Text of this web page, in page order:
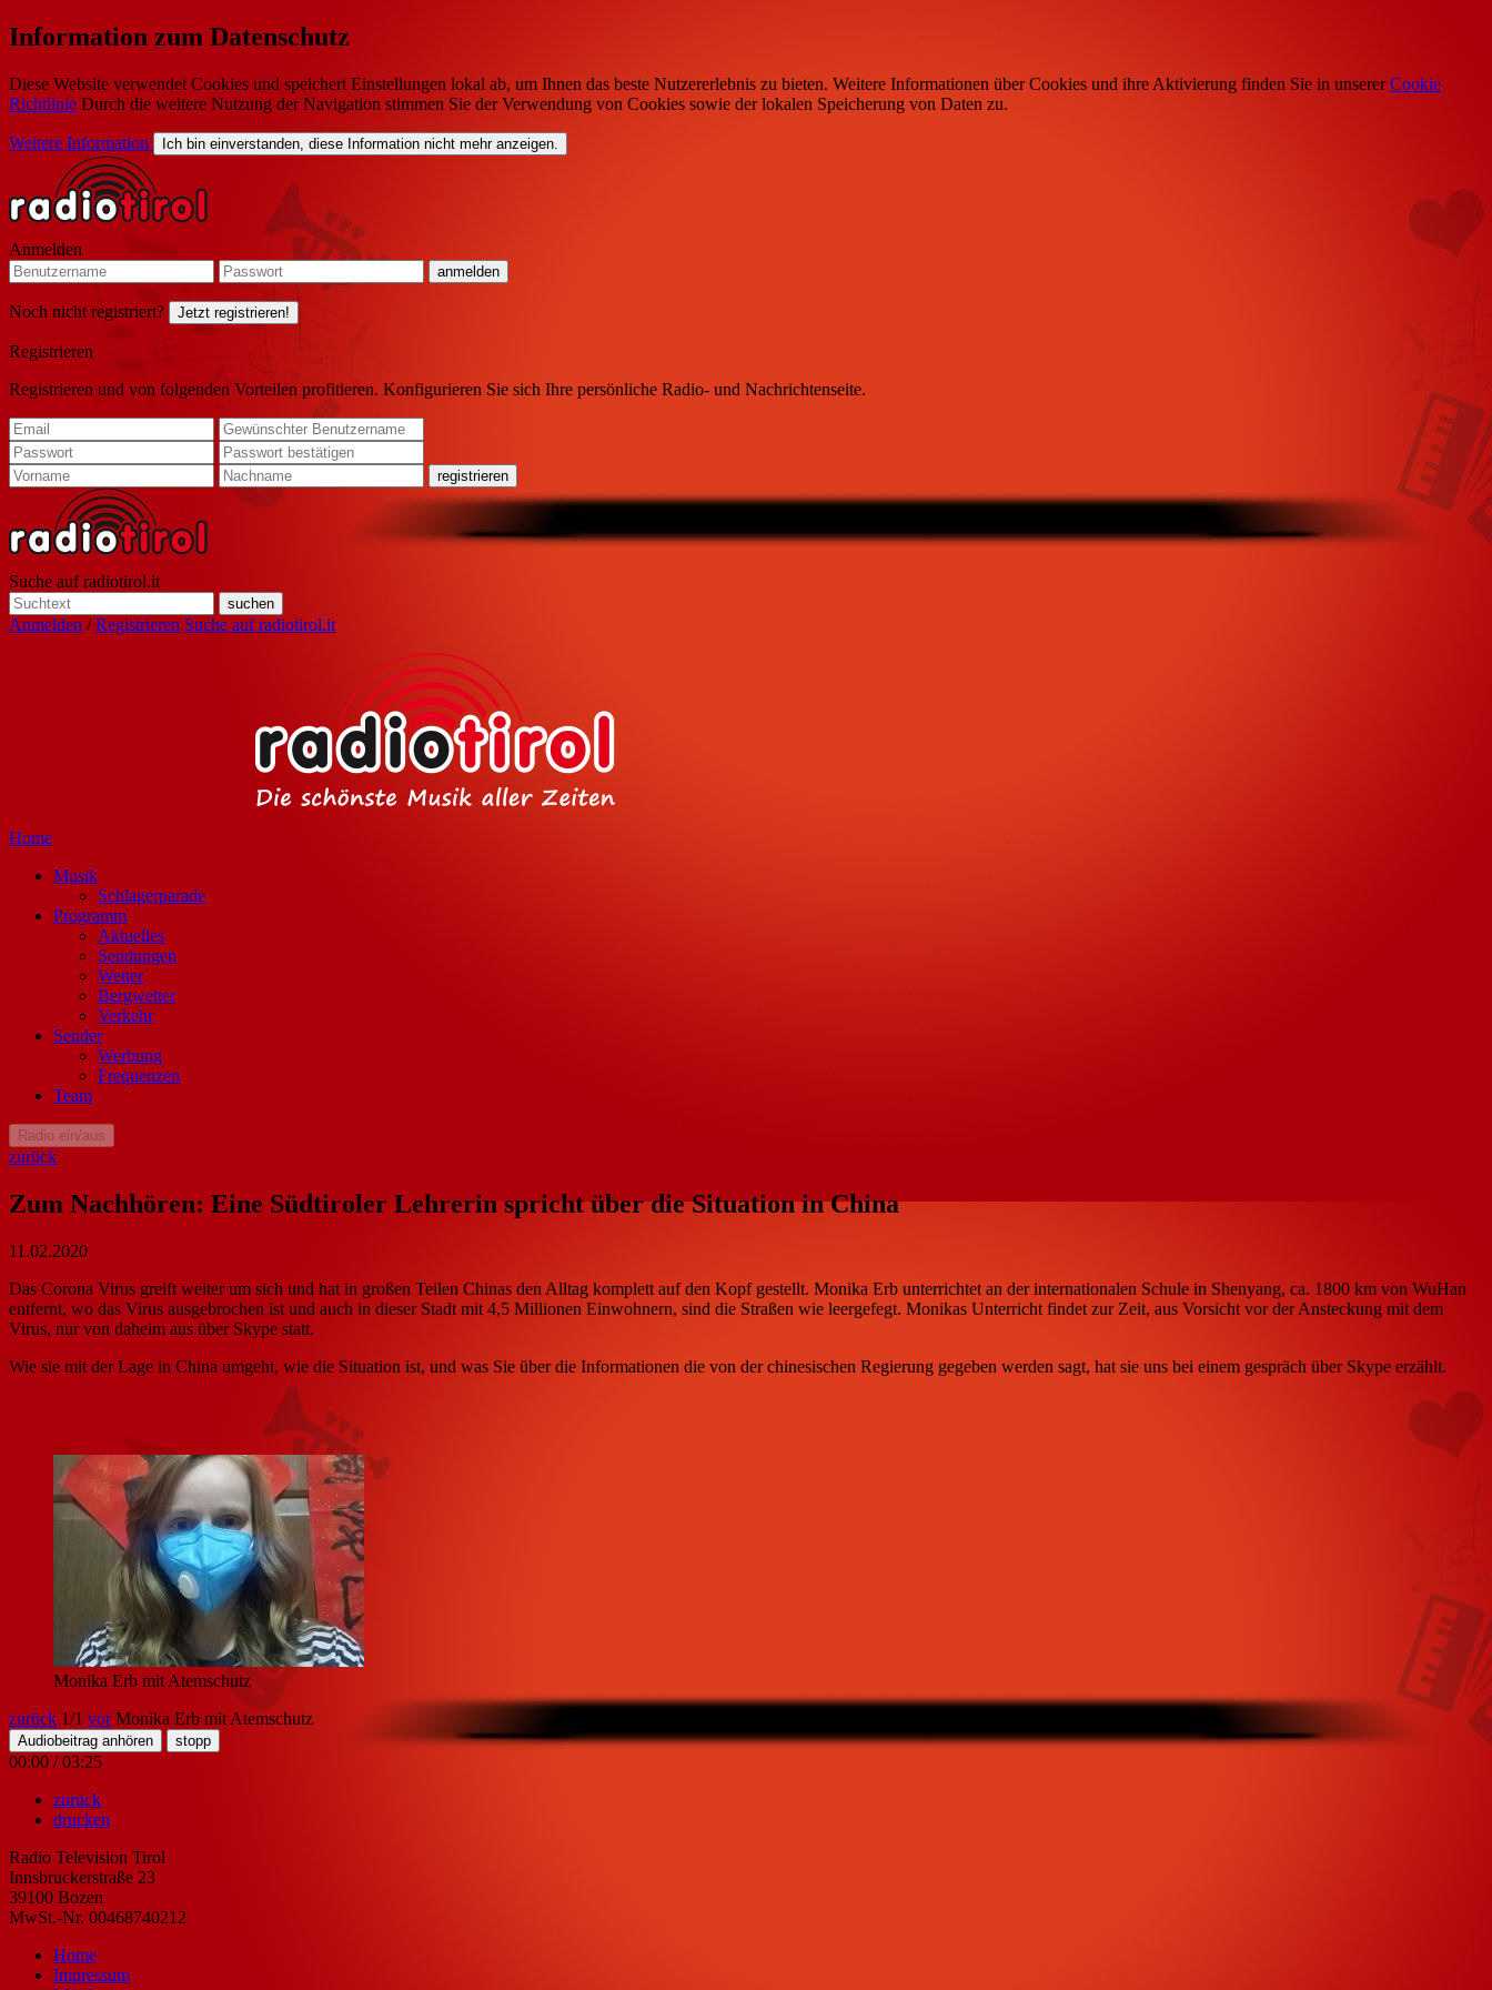
Information zum Datenschutz
Diese Website verwendet Cookies und speichert Einstellungen lokal ab, um Ihnen das beste Nutzererlebnis zu bieten. Weitere Informationen über Cookies und ihre Aktivierung finden Sie in unsererCookie
Richtlinie Durch die weitere Nutzung der Navigation stimmen Sie der Verwendung von Cookies sowie der lokalen Speicherung von Daten zu.
Weitere Information Ich bin einverstanden, diese Information nicht mehr anzeigen.
Anmelden
Noch nicht registriert? Jetzt registrieren!
Registrieren
Registrieren und von folgenden Vorteilen profitieren. Konfigurieren Sie sich Ihre persönliche Radio- und Nachrichtenseite.
Suche auf radiotirol.it
Anmelden /Registrieren Suche auf radiotirol.it
Home
Musik
Schlagerparade
Programm
Aktuelles
Sendungen
Wetter
Bergwetter
Verkehr
Sender
Werbung
Frequenzen
Team
Radio ein/aus
zurück
Zum Nachhören: Eine Südtiroler Lehrerin spricht über die Situation in China
11.02.2020
Das Corona Virus greift weiter um sich und hat in großen Teilen Chinas den Alltag komplett auf den Kopf gestellt. Monika Erb unterrichtet an der internationalen Schule in Shenyang, ca. 1800 km von WuHan
entfernt, wo das Virus ausgebrochen ist und auch in dieser Stadt mit 4,5 Millionen Einwohnern, sind die Straßen wie leergefegt. Monikas Unterricht findet zur Zeit, aus Vorsicht vor der Ansteckung mit dem
Virus, nur von daheim aus über Skype statt.
Wie sie mit der Lage in China umgeht, wie die Situation ist, und was Sie über die Informationen die von der chinesischen Regierung gegeben werden sagt, hat sie uns bei einem gespräch über Skype erzählt.
Monika Erb mit Atemschutz
zurück 1/1 vor Monika Erb mit Atemschutz
Audiobeitrag anhören stopp
00:00 /03:25
zurück
drucken
Radio Television Tirol
Innsbruckerstraße 23
39100 Bozen
MwSt.-Nr. 00468740212
Home
Impressum